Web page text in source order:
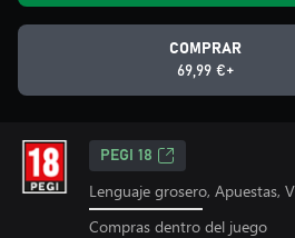
COMPRAR
69,99 €+
PEGI 18
Lenguaje grosero, Apuestas,
Compras dentro del juego